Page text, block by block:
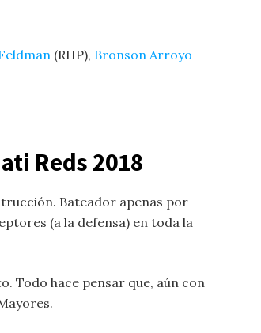
(RHP), Bronson Arroyo
Reds 2018
Bateador apenas por
(a la defensa) en toda la
Todo hace pensar que, aún con